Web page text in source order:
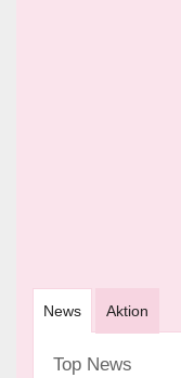
News Aktion
Top News